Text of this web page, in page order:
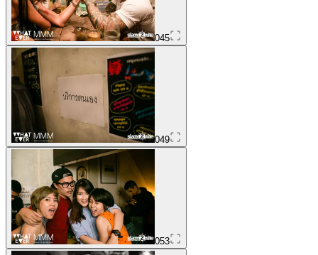
045
049
053